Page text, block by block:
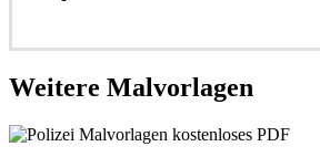
Weitere Malvorlagen